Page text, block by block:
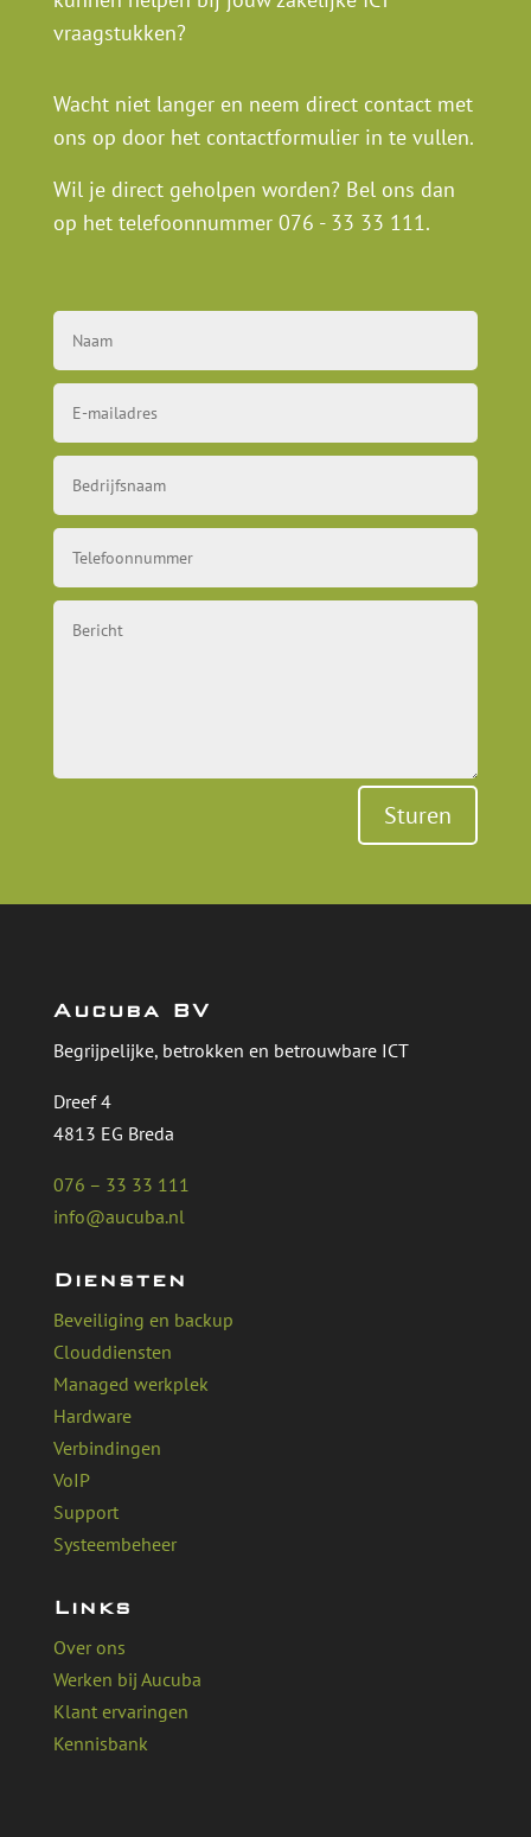
vraagstukken?
Wacht niet langer en neem direct contact met
ons op door het contactformulier in te vullen.
Wil je direct geholpen worden? Bel ons dan
op het telefoonnummer 076 - 33 33 111.
Sturen
Aucuba BV
Begrijpelijke, betrokken en betrouwbare ICT
Dreef 4
4813 EG Breda
076 – 33 33 111
info@aucuba.nl
Diensten
Beveiliging en backup
Clouddiensten
Managed werkplek
Hardware
Verbindingen
VoIP
Support
Systeembeheer
Links
Over ons
Werken bij Aucuba
Klant ervaringen
Kennisbank